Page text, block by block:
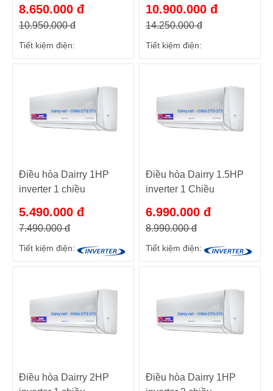
8.650.000 đ
10.950.000 đ
Tiết kiệm điện:
10.900.000 đ
14.250.000 đ
Tiết kiệm điện:
Điều hòa Dairry 1HP
inverter 1 chiều
5.490.000 đ
7.490.000 đ
Tiết kiệm điện:
Điều hòa Dairry 1.5HP
inverter 1 Chiều
6.990.000 đ
8.990.000 đ
Tiết kiệm điện:
Điều hòa Dairry 2HP
Điều hòa Dairry 1HP